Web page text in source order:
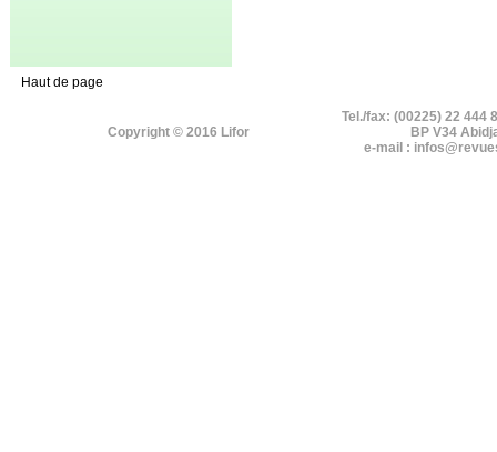
Haut de page
Copyright © 2016 Lifor
Tel./fax: (00225) 22 444
BP V34
e-mail :